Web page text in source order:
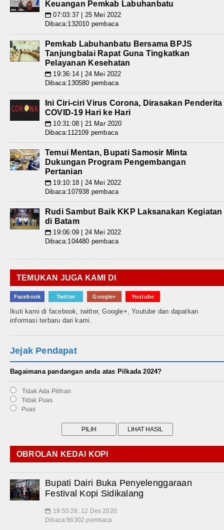
Keuangan Pemkab Labuhanbatu
📅 07:03:37 | 25 Mei 2022
Dibaca:132010 pembaca
Pemkab Labuhanbatu Bersama BPJS
Tanjungbalai Rapat Guna Tingkatkan
Pelayanan Kesehatan
📅 19:36:14 | 24 Mei 2022
Dibaca:130580 pembaca
Ini Ciri-ciri Virus Corona, Dirasakan Penderita
COVID-19 Hari ke Hari
📅 10:31:08 | 21 Mar 2020
Dibaca:112109 pembaca
Temui Mentan, Bupati Samosir Minta
Dukungan Program Pengembangan
Pertanian
📅 19:10:18 | 24 Mei 2022
Dibaca:107938 pembaca
Rudi Sambut Baik KKP Laksanakan Kegiatan
di Batam
📅 19:06:09 | 24 Mei 2022
Dibaca:104480 pembaca
TEMUKAN JUGA KAMI DI
Facebook Twitter Google+ Youtube
Ikuti kami di facebook, twitter, Google+, Youtube dan dapatkan
informasi terbaru dari kami.
Jejak Pendapat
Bagaimana pandangan anda atas Pilkada 2024?
Tidak Ada Pilihan
Tidak Puas
Puas
OBROLAN KEDAI KOPI
Bupati Dairi Buka Penyelenggaraan
Festival Kopi Sidikalang
📅 19:55:28, 12 Des 2020
Dibaca:86302 pembaca